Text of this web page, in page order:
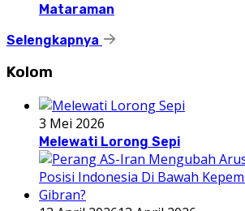
Mataraman
Selengkapnya
Kolom
3 Mei 2026
Melewati Lorong Sepi